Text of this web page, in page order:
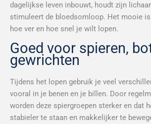
dagelijkse leven inbouwt, houdt zijn
stimuleert de bloedsomloop. Het mooie
hoe ver en hoe snel je wilt lopen.
Goed voor spieren,
gewrichten
Tijdens het lopen gebruik je veel
vooral in je benen en je billen. Door
worden deze spiergroepen sterker en dat
stabieler te staan en makkelijker te